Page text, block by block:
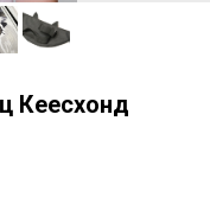
Кеесхонд